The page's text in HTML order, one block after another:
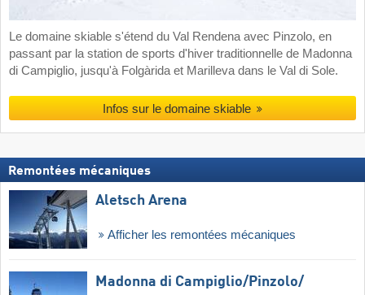
Le domaine skiable s'étend du Val Rendena avec Pinzolo, en
passant par la station de sports d'hiver traditionnelle de Madonna
di Campiglio, jusqu'à Folgàrida et Marilleva dans le Val di Sole.
Infos sur le domaine skiable
Remontées mécaniques
Aletsch Arena
Afficher les remontées mécaniques
Madonna di Campiglio/​Pinzolo/​